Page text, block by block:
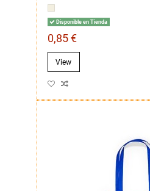
Disponible en Tienda
0,85 €
View